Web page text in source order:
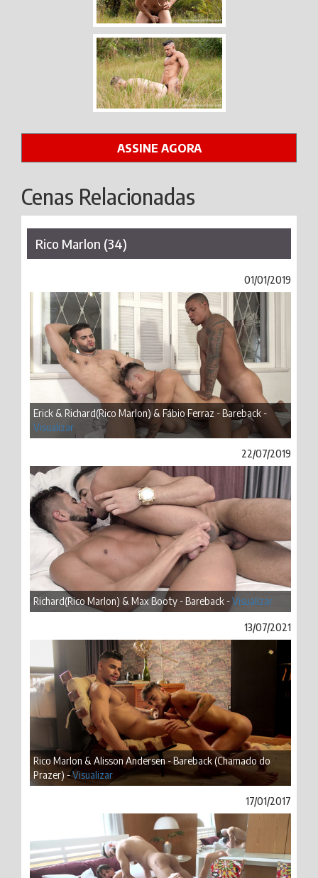
ASSINE AGORA
Cenas Relacionadas
Rico Marlon (34)
01/01/2019
Erick & Richard(Rico Marlon) & Fábio Ferraz - Bareback -
Visualizar
22/07/2019
Richard(Rico Marlon) & Max Booty - Bareback -Visualizar
13/07/2021
Rico Marlon & Alisson Andersen - Bareback (Chamado do
Prazer) -Visualizar
17/01/2017